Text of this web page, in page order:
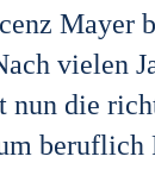
Mayer
vielen
nun die
beruflich